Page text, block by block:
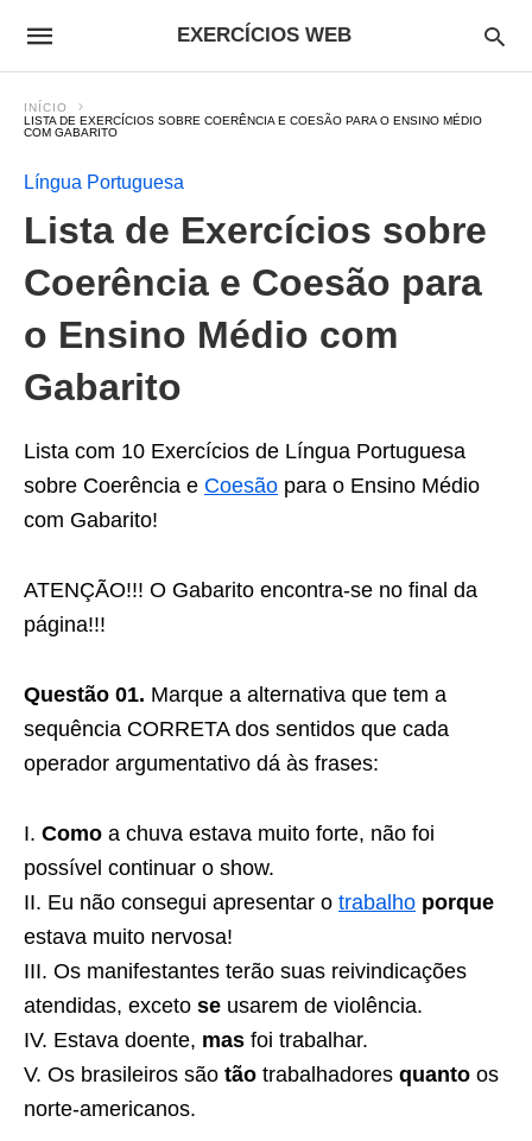
EXERCÍCIOS WEB
INÍCIO
LISTA DE EXERCÍCIOS SOBRE COERÊNCIA E COESÃO PARA O ENSINO MÉDIO
COM GABARITO
Língua Portuguesa
Lista de Exercícios sobre
Coerência e Coesão para
o Ensino Médio com
Gabarito
Lista com 10 Exercícios de Língua Portuguesa
sobre Coerência e Coesão para o Ensino Médio
com Gabarito!
ATENÇÃO!!! O Gabarito encontra-se no final da
página!!!
Questão 01. Marque a alternativa que tem a
sequência CORRETA dos sentidos que cada
operador argumentativo dá às frases:
I. Como a chuva estava muito forte, não foi
possível continuar o show.
II. Eu não consegui apresentar o trabalho porque
estava muito nervosa!
III. Os manifestantes terão suas reivindicações
atendidas, exceto se usarem de violência.
IV. Estava doente, mas foi trabalhar.
V. Os brasileiros são tão trabalhadores quanto os
norte-americanos.